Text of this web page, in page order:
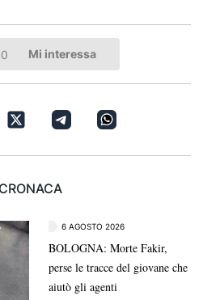
0 Mi interessa
6 AGOSTO 2026
BOLOGNA: Morte Fakir,
perse le tracce del giovane che
aiutò gli agenti